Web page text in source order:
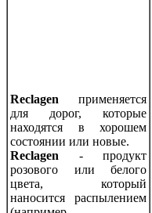
Reclagen применяется
для дорог, которые
находятся в хорошем
состоянии или новые.
Reclagen - продукт
розового или белого
цвета, который
наносится распылением